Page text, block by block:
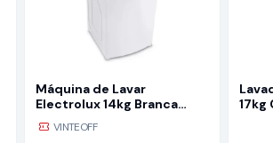
Máquina de Lavar
Electrolux 14kg Branca
Essential Care com Cesto
Inox e Jet&Clean LED14
VINTEOFF
17kg